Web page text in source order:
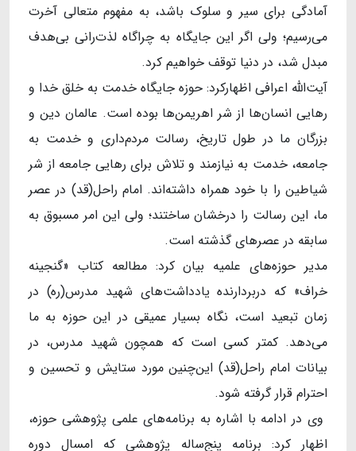
آمادگی برای سیر و سلوک باشد، به مفهوم متعالی آخرت
می‌رسیم؛ ولی اگر این جایگاه به چراگاه لذت‌رانی بی‌هدف
مبدل شد، در دنیا توقف خواهیم کرد.
آیت‌الله اعرافی اظهارکرد: حوزه جایگاه خدمت به خلق خدا و
رهایی انسان‌ها از شر اهریمن‌ها بوده است. عالمان دین و
بزرگان ما در طول تاریخ، رسالت مردم‌داری و خدمت به
جامعه، خدمت به نیازمند و تلاش برای رهایی جامعه از شر
شیاطین را با خود همراه داشته‌اند. امام راحل(قد) در عصر
ما، این رسالت را درخشان ساختند؛ ولی این امر مسبوق به
سابقه در عصرهای گذشته است.
مدیر حوزه‌های علمیه بیان کرد: مطالعه کتاب «گنجینه
خراف» که دربردارنده یادداشت‌های شهید مدرس(ره) در
زمان تبعید است، نگاه بسیار عمیقی در این حوزه به ما
می‌دهد. کمتر کسی است که همچون شهید مدرس، در
بیانات امام راحل(قد) این‌چنین مورد ستایش و تحسین و
احترام قرار گرفته شود.
وی در ادامه با اشاره به برنامه‌های علمی پژوهشی حوزه،
اظهار کرد: برنامه پنج‌ساله پژوهشی که امسال دوره